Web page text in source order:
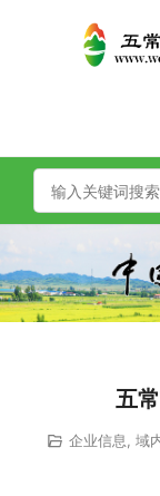
五
企业信息 域